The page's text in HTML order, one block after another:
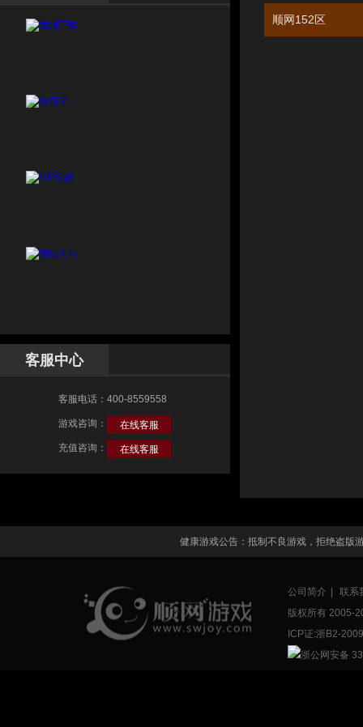
客服中心
客服电话：400-8559558
游戏咨询：
在线客服
充值咨询：
在线客服
顺网152区
健康游戏公告：抵制不良游戏，拒绝盗版
公司简介
联系
版权所有 2005-
ICP证:浙B2-
浙公网安备